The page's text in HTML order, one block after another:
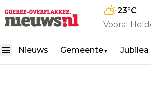
23°C
Vooral
Nieuws Gemeente▼ Jubilea